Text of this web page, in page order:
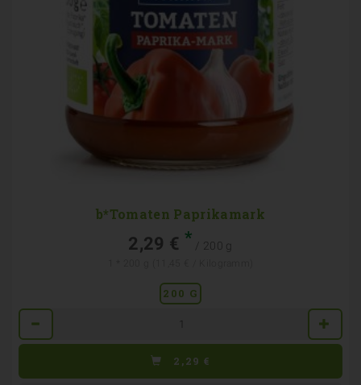
b*Tomaten Paprikamark
2,29 € * / 200 g
200 G
2,29€